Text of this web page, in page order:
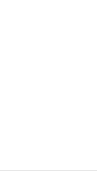
essere scelte nella